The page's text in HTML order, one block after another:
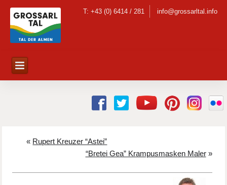
T: +43 (0) 6414 / 281 info@grossarltal.info
« Rupert Kreuzer “Astei”
“Bretei Gea” Krampusmasken Maler»